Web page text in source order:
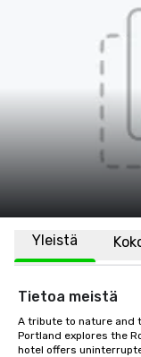
Yleistä
Tietoa meistä
A tribute to nature and
Portland explores the
hotel offers